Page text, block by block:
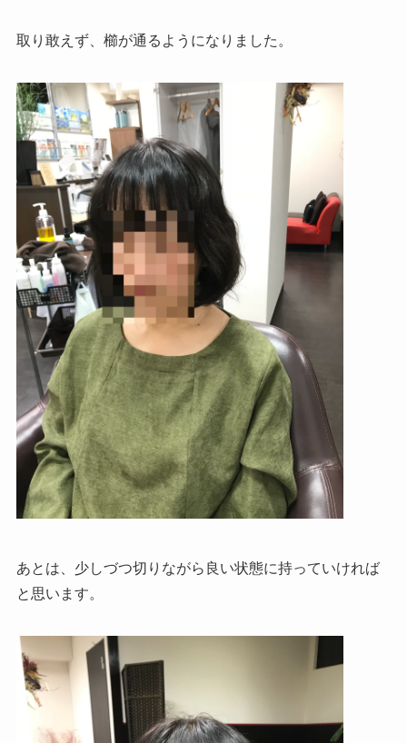
取り敢えず、櫛が通るようになりました。
あとは、少しづつ切りながら良い状態に持っていければ
と思います。